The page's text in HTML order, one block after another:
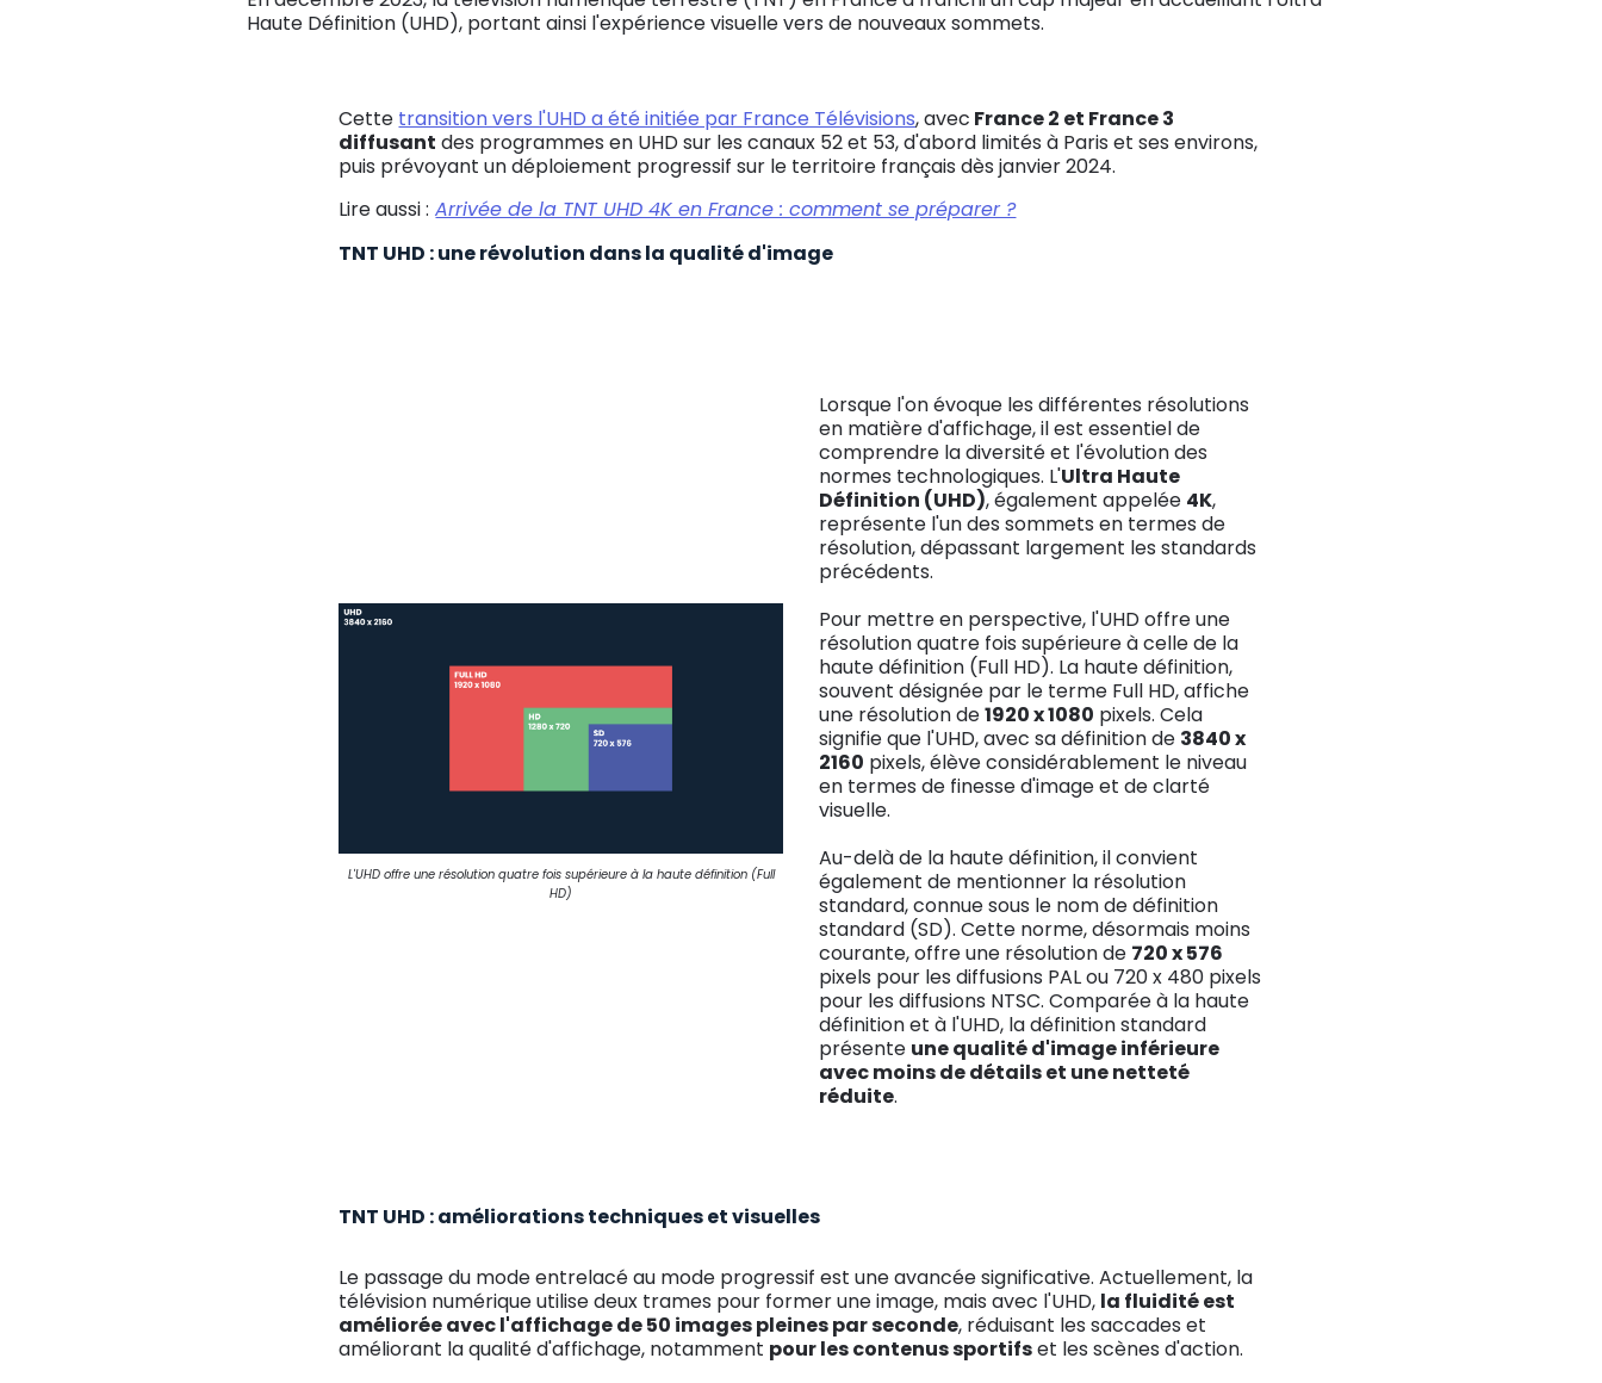
Haute Définition (UHD), portant ainsi l'expérience visuelle vers de nouveaux sommets.
Cette transition vers l'UHD a été initiée par France Télévisions, avec France 2 et France 3
diffusant des programmes en UHD sur les canaux 52 et 53, d'abord limités à Paris et ses environs,
puis prévoyant un déploiement progressif sur le territoire français dès janvier 2024.
Lire aussi : Arrivée de la TNT UHD 4K en France : comment se préparer ?
TNT UHD : une révolution dans la qualité d'image
L'UHD offre une résolution quatre fois supérieure à la haute définition (Full
HD)
Lorsque l'on évoque les différentes résolutions
en matière d'affichage, il est essentiel de
comprendre la diversité et l'évolution des
normes technologiques. L'Ultra Haute
Définition (UHD), également appelée 4K,
représente l'un des sommets en termes de
résolution, dépassant largement les standards
précédents.
Pour mettre en perspective, l'UHD offre une
résolution quatre fois supérieure à celle de la
haute définition (Full HD). La haute définition,
souvent désignée par le terme Full HD, affiche
une résolution de1920 x 1080 pixels. Cela
signifie que l'UHD, avec sa définition de 3840 x
2160 pixels, élève considérablement le niveau
en termes de finesse d'image et de clarté
visuelle.
Au-delà de la haute définition, il convient
également de mentionner la résolution
standard, connue sous le nom de définition
standard (SD). Cette norme, désormais moins
courante, offre une résolution de 720 x 576
pixels pour les diffusions PAL ou 720 x 480 pixels
pour les diffusions NTSC. Comparée à la haute
définition et à l'UHD, la définition standard
présente une qualité d'image inférieure
avec moins de détails et une netteté
réduite.
TNT UHD : améliorations techniques et visuelles
Le passage du mode entrelacé au mode progressif est une avancée significative. Actuellement, la
télévision numérique utilise deux trames pour former une image, mais avec l'UHD, la fluidité est
améliorée avec l'affichage de 50 images pleines par seconde, réduisant les saccades et
améliorant la qualité d'affichage, notamment pour les contenus sportifset les scènes d'action.